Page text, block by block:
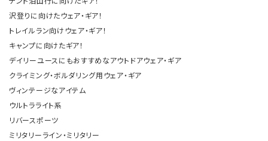
沢登りに向けたウェア・ギア！
トレイルラン向けウェア・ギア！
キャンプに向けたギア！
デイリーユースにもおすすめなアウトドアウェア・ギア
クライミング・ボルダリング用ウェア・ギア
ヴィンテージなアイテム
ウルトラライト系
リバースポーツ
ミリタリーライン・ミリタリー